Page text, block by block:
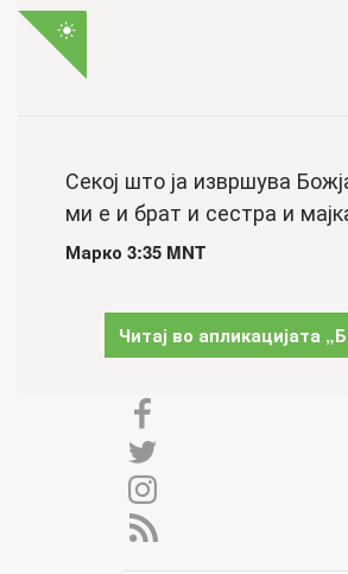
Секој што ја извршува
ми е и брат и сестра и
Марко 3:35 MNT
Читај во апликацијата